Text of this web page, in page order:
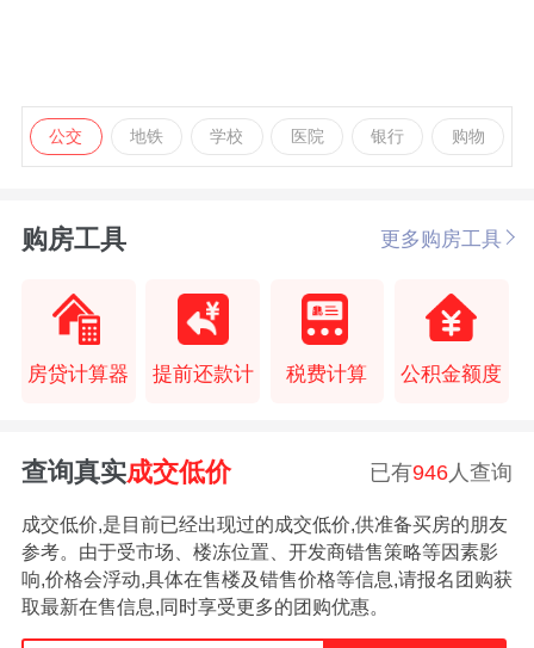
公交 地铁 学校 医院 银行 购物
购房工具 更多购房工具
房贷计算器 提前还款计 税费计算 公积金额度
查询真实成交低价 已有946 人查询
成交低价,是目前已经出现过的成交低价,供准备买房的朋友
参考。由于受市场、楼冻位置、开发商错售策略等因素影
响,价格会浮动,具体在售楼及错售价格等信息,请报名团购获
取最新在售信息,同时享受更多的团购优惠。